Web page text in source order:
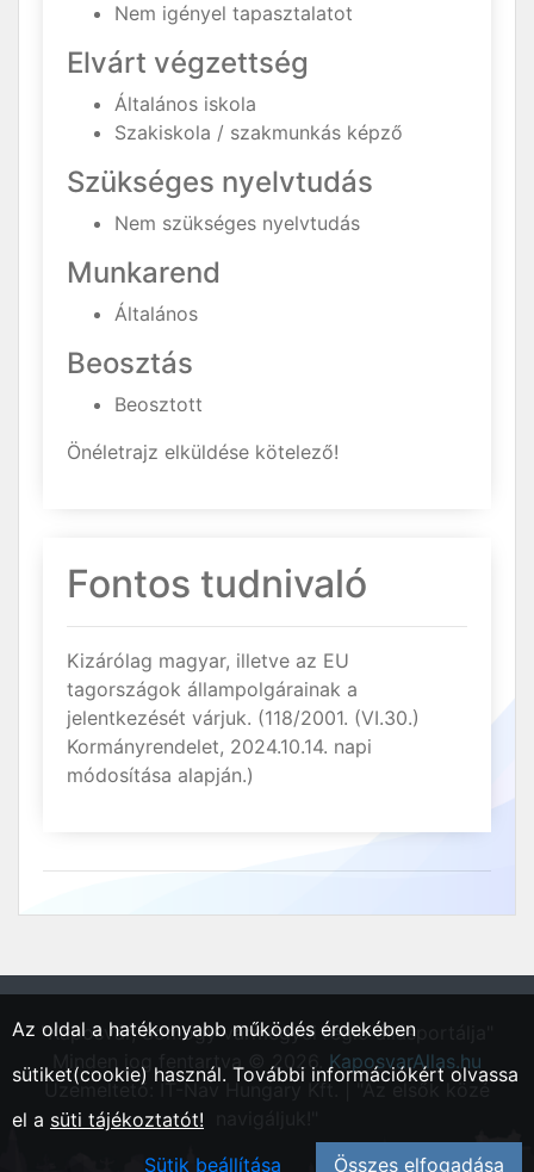
Nem igényel tapasztalatot
Elvárt végzettség
Általános iskola
Szakiskola / szakmunkás képző
Szükséges nyelvtudás
Nem szükséges nyelvtudás
Munkarend
Általános
Beosztás
Beosztott
Önéletrajz elküldése kötelező!
Fontos tudnivaló
Kizárólag magyar, illetve az EU
tagországok állampolgárainak a
jelentkezését várjuk. (118/2001. (VI.30.)
Kormányrendelet, 2024.10.14. napi
módosítása alapján.)
"Kaposvár, Somogy vármegyei régió állásportálja"
Minden jog fentartva © 2026. KaposvarAllas.hu
Üzemeltető: IT-Nav Hungary Kft. | "Az elsők közé
Az oldal a hatékonyabb működés érdekében
sütiket(cookie) használ. További információkért olvassa
el a süti tájékoztatót!
Sütik beállítása
Összes elfogadása